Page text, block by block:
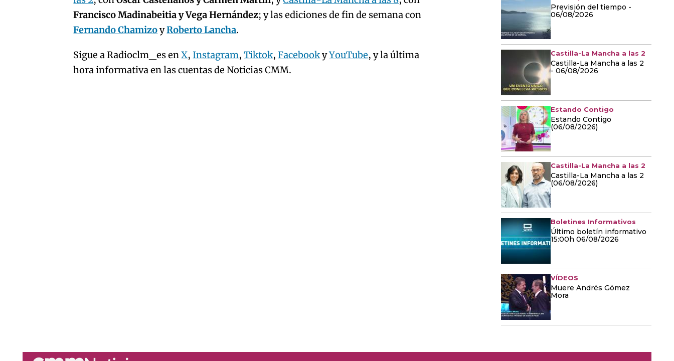
artículo
Francisco Madinabeitia y Vega Hernández; y las ediciones de fin de semana con
Fernando ChamizoyRoberto Lancha.
Sigue a Radioclm_es enX, Instagram,Tiktok,FacebookyYouTube, y la última
hora informativa en las cuentas de Noticias CMM.
Previsión del tiempo -
06/08/2026
Castilla-La Mancha a las 2
Castilla-La Mancha a las 2
- 06/08/2026
Estando Contigo
Estando Contigo
(06/08/2026)
Castilla-La Mancha a las 2
Castilla-La Mancha a las 2
(06/08/2026)
Boletines Informativos
Último boletín informativo
15:00h 06/08/2026
VÍDEOS
Muere Andrés Gómez
Mora